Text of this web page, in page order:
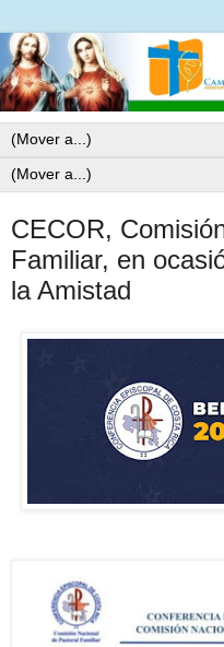
CECOR,
Familiar, en
la Amistad